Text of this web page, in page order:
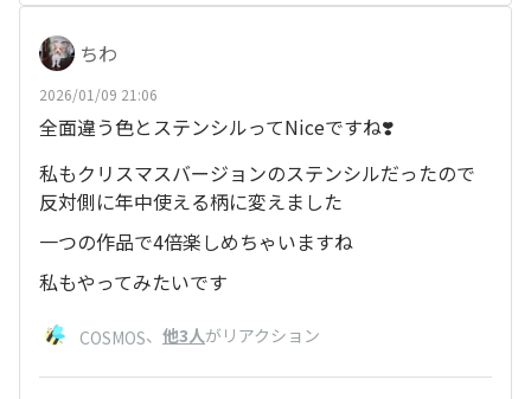
ちわ
2026/01/09 21:06
全面違う色とステンシルってNiceですね❣️
私もクリスマスバージョンのステンシルだったので
反対側に年中使える柄に変えました
一つの作品で4倍楽しめちゃいますね
私もやってみたいです
COSMOS、 他3人がリアクション